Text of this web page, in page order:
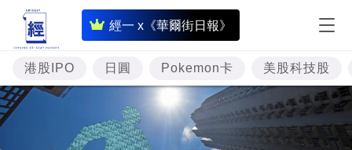
經一 x《華爾街日報》
即
時
財
經
題
港股IPO 日圓 Pokemon卡 美股科技股